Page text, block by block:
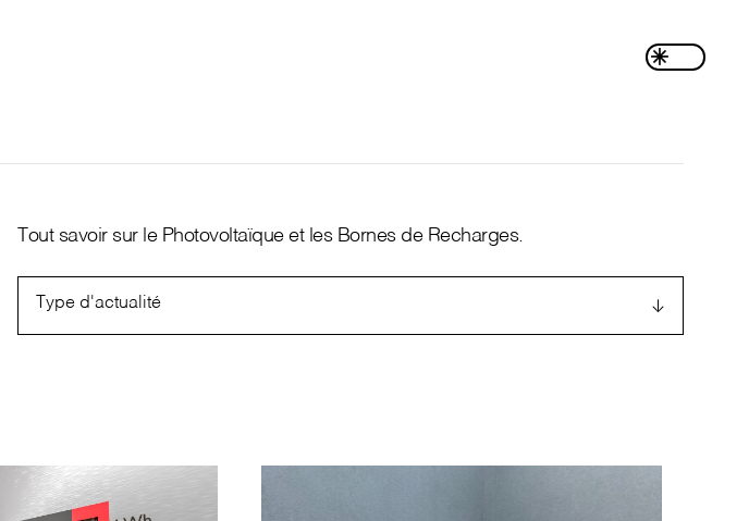
Tout savoir sur le Photovoltaïque et les Bornes de Recharges.
Type d'actualité ↓